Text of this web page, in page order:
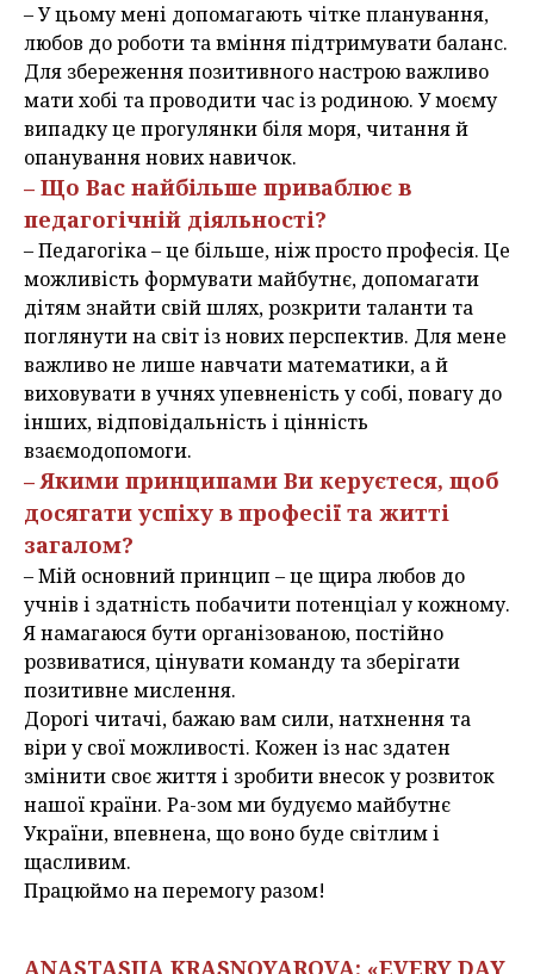
– У цьому мені допомагають чітке планування,
любов до роботи та вміння підтримувати баланс.
Для збереження позитивного настрою важливо
мати хобі та проводити час із родиною. У моєму
випадку це прогулянки біля моря, читання й
опанування нових навичок.
– Що Вас найбільше приваблює в
педагогічній діяльності?
– Педагогіка – це більше, ніж просто професія. Це
можливість формувати майбутнє, допомагати
дітям знайти свій шлях, розкрити таланти та
поглянути на світ із нових перспектив. Для мене
важливо не лише навчати математики, а й
виховувати в учнях упевненість у собі, повагу до
інших, відповідальність і цінність
взаємодопомоги.
– Якими принципами Ви керуєтеся, щоб
досягати успіху в професії та житті
загалом?
– Мій основний принцип – це щира любов до
учнів і здатність побачити потенціал у кожному.
Я намагаюся бути організованою, постійно
розвиватися, цінувати команду та зберігати
позитивне мислення.
Дорогі читачі, бажаю вам сили, натхнення та
віри у свої можливості. Кожен із нас здатен
змінити своє життя і зробити внесок у розвиток
нашої країни. Ра-зом ми будуємо майбутнє
України, впевнена, що воно буде світлим і
щасливим.
Працюймо на перемогу разом!